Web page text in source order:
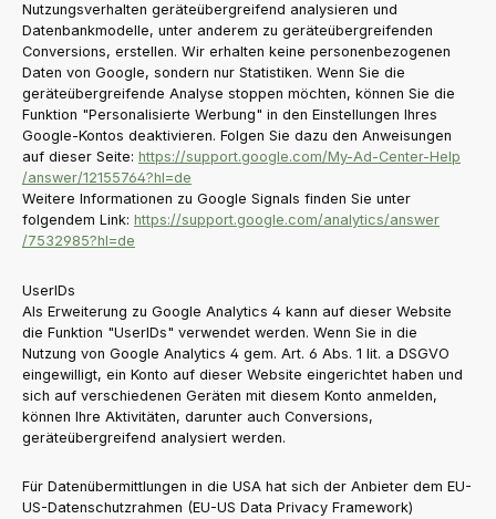
Nutzungsverhalten geräteübergreifend analysieren und
Datenbankmodelle, unter anderem zu geräteübergreifenden
Conversions, erstellen. Wir erhalten keine personenbezogenen
Daten von Google, sondern nur Statistiken. Wenn Sie die
geräteübergreifende Analyse stoppen möchten, können Sie die
Funktion "Personalisierte Werbung" in den Einstellungen Ihres
Google-Kontos deaktivieren. Folgen Sie dazu den Anweisungen
auf dieser Seite: https://support.google.com/My-Ad-Center-Help
/answer/12155764?hl=de
Weitere Informationen zu Google Signals finden Sie unter
folgendem Link: https://support.google.com/analytics/answer
/7532985?hl=de
UserIDs
Als Erweiterung zu Google Analytics 4 kann auf dieser Website
die Funktion "UserIDs" verwendet werden. Wenn Sie in die
Nutzung von Google Analytics 4 gem. Art. 6 Abs. 1 lit. a DSGVO
eingewilligt, ein Konto auf dieser Website eingerichtet haben und
sich auf verschiedenen Geräten mit diesem Konto anmelden,
können Ihre Aktivitäten, darunter auch Conversions,
geräteübergreifend analysiert werden.
Für Datenübermittlungen in die USA hat sich der Anbieter dem EU-
US-Datenschutzrahmen (EU-US Data Privacy Framework)